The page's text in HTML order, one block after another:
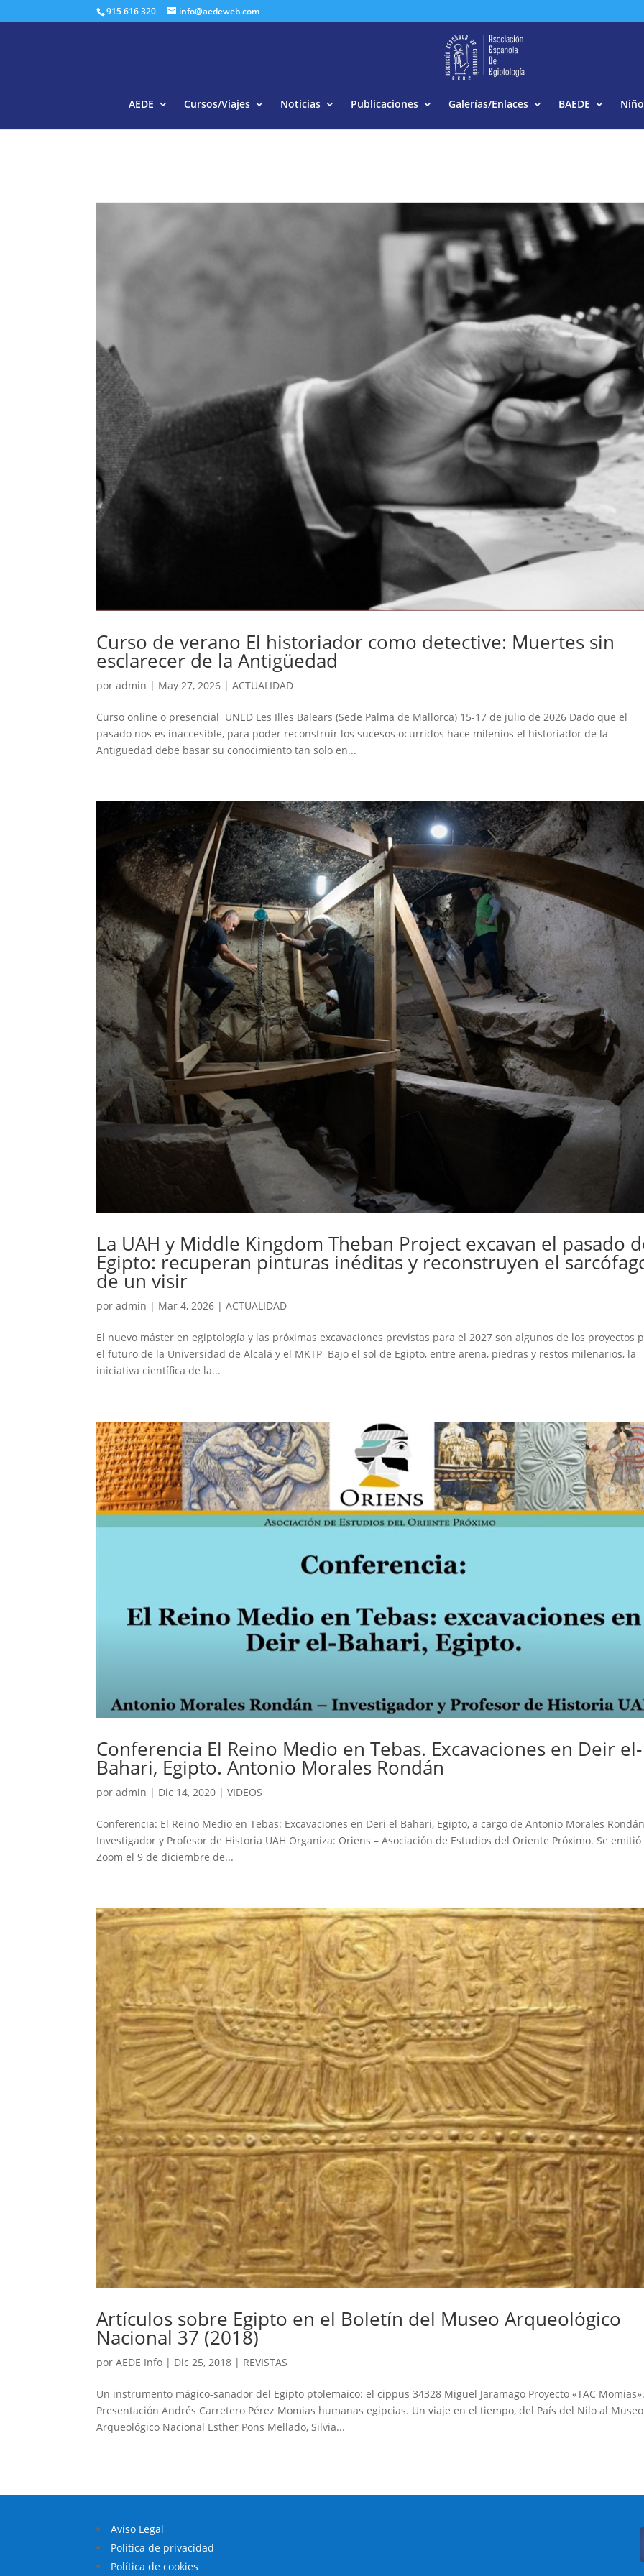
915 616 320 info@aedeweb.com
AEDE Cursos/Viajes Noticias Publicaciones Galerías/Enlaces BAEDE
Curso de verano El historiador como detective: Muertes sin
esclarecer de la Antigüedad
poradmin | May 27, 2026 |ACTUALIDAD
Curso online o presencial UNED Les Illes Balears (Sede Palma de Mallorca) 15-17 de julio de 2026 Dado que el
pasado nos es inaccesible, para poder reconstruir los sucesos ocurridos hace milenios el historiador de la
Antigüedad debe basar su conocimiento tan solo en...
La UAH y Middle Kingdom Theban Project excavan el pasado
Egipto: recuperan pinturas inéditas y reconstruyen el
de un visir
poradmin | Mar 4, 2026 |ACTUALIDAD
El nuevo máster en egiptología y las próximas excavaciones previstas para el 2027 son algunos de los proyectos
el futuro de la Universidad de Alcalá y el MKTP Bajo el sol de Egipto, entre arena, piedras y restos milenarios, la
iniciativa científica de la...
Conferencia El Reino Medio en Tebas. Excavaciones en Deir el-
Bahari, Egipto. Antonio Morales Rondán
poradmin | Dic 14, 2020 |VIDEOS
Conferencia: El Reino Medio en Tebas: Excavaciones en Deri el Bahari, Egipto, a cargo de Antonio Morales
Investigador y Profesor de Historia UAH Organiza: Oriens – Asociación de Estudios del Oriente Próximo. Se emitió
Zoom el 9 de diciembre de...
Artículos sobre Egipto en el Boletín del Museo Arqueológico
Nacional 37 (2018)
porAEDE Info | Dic 25, 2018 | REVISTAS
Un instrumento mágico-sanador del Egipto ptolemaico: el cippus 34328 Miguel Jaramago Proyecto «TAC
Presentación Andrés Carretero Pérez Momias humanas egipcias. Un viaje en el tiempo, del País del Nilo al Museo
Arqueológico Nacional Esther Pons Mellado, Silvia...
Aviso Legal
Política de privacidad
Política de cookies